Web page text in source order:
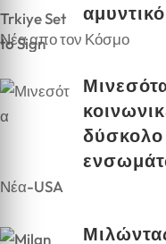
Νέα απο τον Κόσμο
δύσκολο
Νέα-USA